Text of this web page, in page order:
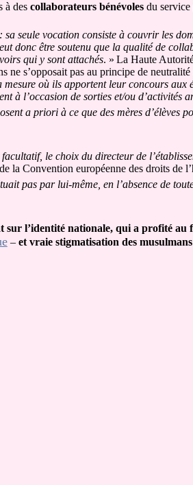
à des collaborateurs bénévolesdu service
: sa seule vocation consiste à couvrir les
donc être soutenu que la qualité de
qui y sont attachés. » La Haute
ne s’opposait pas au principe de
où ils apportent leur concours aux
à l’occasion de sorties et/ou d’activités
a priori à ce que des mères d’élèves
le choix du directeur de
la Convention européenne des droits de
pas par lui-même, en l’absence de
sur l’identité nationale, qui a profité
– et vraie stigmatisation des musulmans